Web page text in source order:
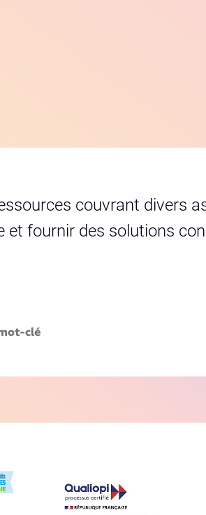
couvrant divers
et fournir des solutions